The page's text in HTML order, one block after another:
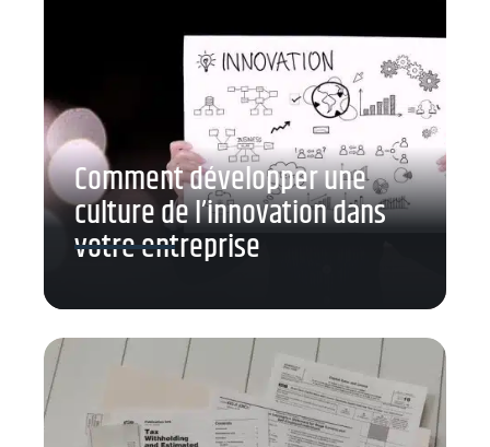
Comment développer une
culture de l’innovation dans
votre entreprise